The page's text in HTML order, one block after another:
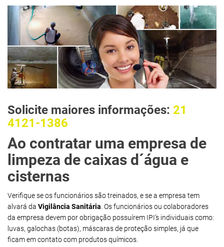
Solicite maiores informações: 21
4121-1386
Ao contratar uma empresa de
limpeza de caixas d´água e
cisternas
Verifique se os funcionários são treinados, e se a empresa tem
alvará da Vigilância Sanitária . Os funcionários ou colaboradores
da empresa devem por obrigação possuírem IPI’s individuais como:
luvas, galochas (botas), máscaras de proteção simples, já que
ficam em contato com produtos químicos.